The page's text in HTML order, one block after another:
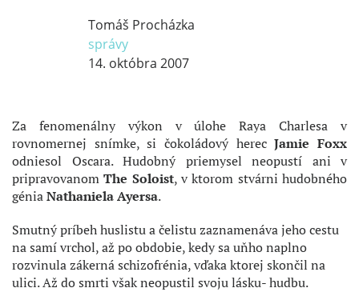
Tomáš Procházka
správy
14. októbra 2007
Za fenomenálny výkon v úlohe Raya Charlesa v
rovnomernej snímke, si čokoládový herecJamie Foxx
odniesol Oscara. Hudobný priemysel neopustí ani v
pripravovanomThe Soloist, v ktorom stvárni hudobného
géniaNathaniela Ayersa.
Smutný príbeh huslistu a čelistu zaznamenáva jeho cestu
na samí vrchol, až po obdobie, kedy sa uňho naplno
rozvinula zákerná schizofrénia, vďaka ktorej skončil na
ulici. Až do smrti však neopustil svoju lásku- hudbu.